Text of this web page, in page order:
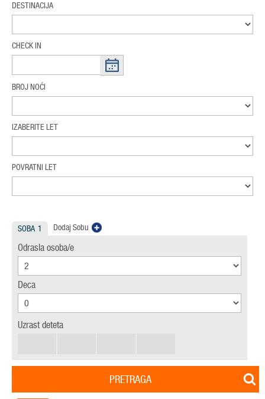
DESTINACIJA
CHECK IN
BROJ NOĆI
IZABERITE LET
POVRATNI LET
SOBA 1 Dodaj Sobu
Odrasla osoba/e
Deca
Uzrast deteta
PRETRAGA